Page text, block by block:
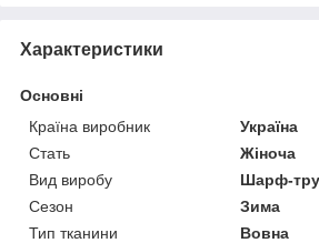
Характеристики
Основні
Країна виробник
Україна
Стать
Жіноча
Вид виробу
Шарф-
Сезон
Зима
Тип тканини
Вовна